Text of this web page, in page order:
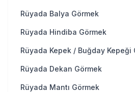
Rüyada Balya Görmek
Rüyada Hindiba Görmek
Rüyada Kepek / Buğday Kepeği
Rüyada Dekan Görmek
Rüyada Mantı Görmek